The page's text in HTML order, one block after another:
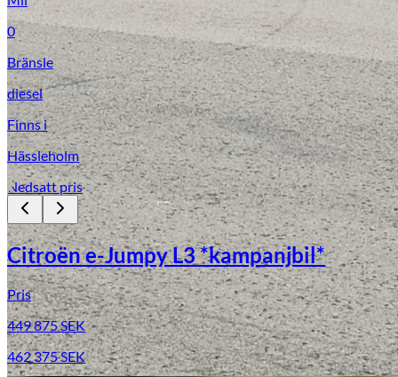
0
Bränsle
diesel
Finns i
Hässleholm
Nedsatt pris
Citroën e-Jumpy L3 *kampanjbil*
Pris
449 875SEK
462 375SEK